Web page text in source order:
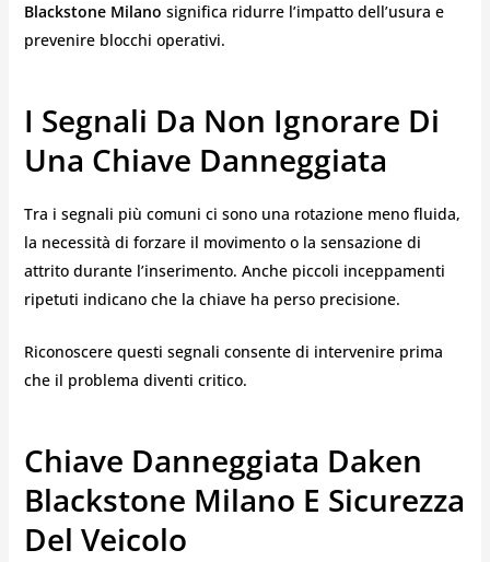
Blackstone Milano significa ridurre l’impatto dell’usura e
prevenire blocchi operativi.
I Segnali Da Non Ignorare Di
Una Chiave Danneggiata
Tra i segnali più comuni ci sono una rotazione meno fluida,
la necessità di forzare il movimento o la sensazione di
attrito durante l’inserimento. Anche piccoli inceppamenti
ripetuti indicano che la chiave ha perso precisione.
Riconoscere questi segnali consente di intervenire prima
che il problema diventi critico.
Chiave Danneggiata Daken
Blackstone Milano E Sicurezza
Del Veicolo